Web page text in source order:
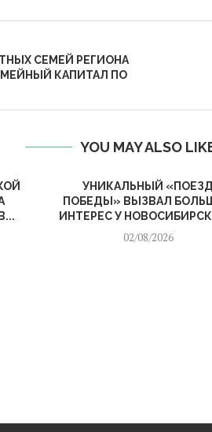
СЕМЕЙ РЕГИОНА
КАПИТАЛ ПО
YOU MAY ALSO
УНИКАЛЬНЫЙ «ПОЕЗД
ПОБЕДЫ» ВЫЗВАЛ
ИНТЕРЕС У
02/08/2026